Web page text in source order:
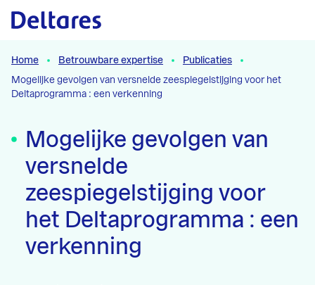
Naar hoofdcontent
Home Betrouwbare expertise
Publicaties
Mogelijke gevolgen van versnelde zeespiegelstijging voor het
Deltaprogramma : een verkenning
Mogelijke gevolgen van
versnelde
zeespiegelstijging voor
het Deltaprogramma : een
verkenning